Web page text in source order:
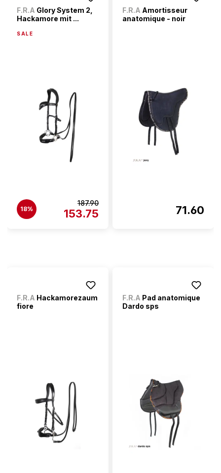
F.R.A Glory System 2,
Hackamore mit ...
SALE
18%
187.90
153.75
F.R.A Amortisseur
anatomique - noir
71.60
F.R.A Hackamorezaum
fiore
F.R.A Pad anatomique
Dardo sps